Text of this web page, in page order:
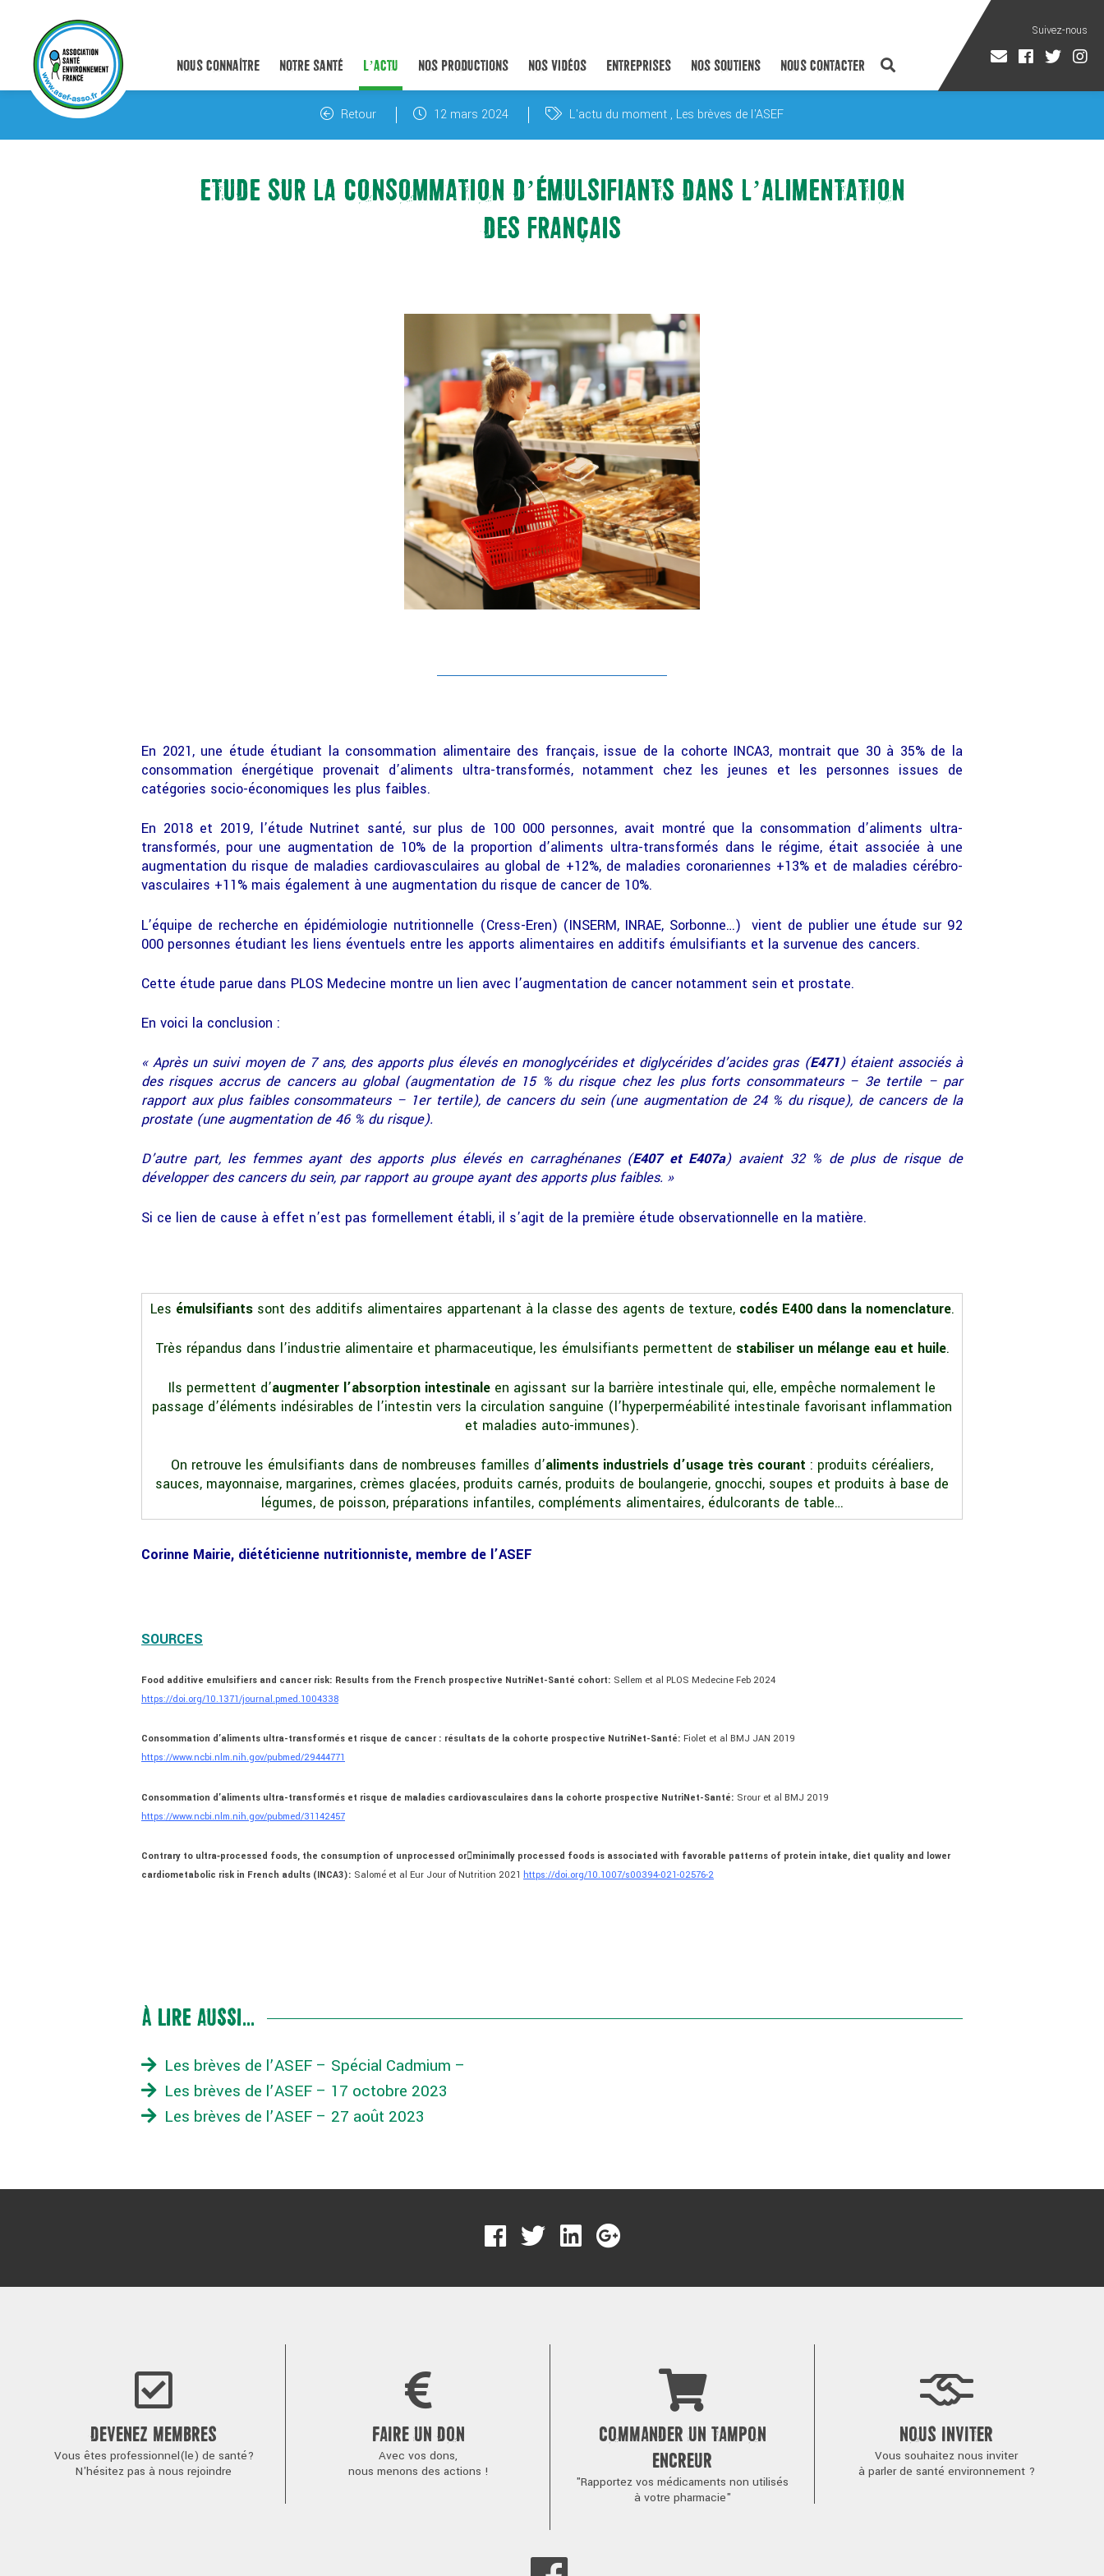
NOUS CONNAÎTRE NOTRE SANTÉ L’ACTU NOS PRODUCTIONS NOS VIDÉOS ENTREPRISES NOS SOUTIENS NOUS CONTACTER
Retour 12 mars 2024 L'actu du moment Les brèves de l'ASEF
ETUDE SUR LA CONSOMMATION D’ÉMULSIFIANTS DANS L’ALIMENTATION
DES FRANÇAIS
En 2021, une étude étudiant la consommation alimentaire des français, issue de la cohorte INCA3, montrait que 30 à 35% de la
consommation énergétique provenait d’aliments ultra-transformés, notamment chez les jeunes et les personnes issues de
catégories socio-économiques les plus faibles.
En 2018 et 2019, l’étude Nutrinet santé, sur plus de 100 000 personnes, avait montré que la consommation d’aliments ultra-
transformés, pour une augmentation de 10% de la proportion d’aliments ultra-transformés dans le régime, était associée à une
augmentation du risque de maladies cardiovasculaires au global de +12%, de maladies coronariennes +13% et de maladies cérébro-
vasculaires +11% mais également à une augmentation du risque de cancer de 10%.
L’équipe de recherche en épidémiologie nutritionnelle (Cress-Eren) (INSERM, INRAE, Sorbonne…) vient de publier une étude sur 92
000 personnes étudiant les liens éventuels entre les apports alimentaires en additifs émulsifiants et la survenue des cancers.
Cette étude parue dans PLOS Medecine montre un lien avec l’augmentation de cancer notamment sein et prostate.
En voici la conclusion :
« Après un suivi moyen de 7 ans, des apports plus élevés en monoglycérides et diglycérides d’acides gras (E471) étaient associés à
des risques accrus de cancers au global (augmentation de 15 % du risque chez les plus forts consommateurs – 3e tertile – par
rapport aux plus faibles consommateurs – 1er tertile), de cancers du sein (une augmentation de 24 % du risque), de cancers de la
prostate (une augmentation de 46 % du risque).
D’autre part, les femmes ayant des apports plus élevés en carraghénanes (E407 et E407a) avaient 32 % de plus de risque de
développer des cancers du sein, par rapport au groupe ayant des apports plus faibles. »
Si ce lien de cause à effet n’est pas formellement établi, il s’agit de la première étude observationnelle en la matière.
Les émulsifiantssont des additifs alimentaires appartenant à la classe des agents de texture, codés E400 dans la nomenclature.
Très répandus dans l’industrie alimentaire et pharmaceutique, les émulsifiants permettent de stabiliser un mélange eau et huile.
Ils permettent d’augmenter l’absorption intestinale en agissant sur la barrière intestinale qui, elle, empêche normalement le
passage d’éléments indésirables de l’intestin vers la circulation sanguine (l’hyperperméabilité intestinale favorisant inflammation
et maladies auto-immunes).
On retrouve les émulsifiants dans de nombreuses familles d’aliments industriels d’usage très courant : produits céréaliers,
sauces, mayonnaise, margarines, crèmes glacées, produits carnés, produits de boulangerie, gnocchi, soupes et produits à base de
légumes, de poisson, préparations infantiles, compléments alimentaires, édulcorants de table…
Corinne Mairie, diététicienne nutritionniste, membre de l’ASEF
SOURCES
Food additive emulsifiers and cancer risk: Results from the French prospective NutriNet-Santé cohort: Sellem et al PLOS Medecine Feb 2024
https://doi.org/10.1371/journal.pmed.1004338
Consommation d’aliments ultra-transformés et risque de cancer : résultats de la cohorte prospective NutriNet-Santé: Fiolet et al BMJ JAN 2019
https://www.ncbi.nlm.nih.gov/pubmed/29444771
Consommation d’aliments ultra-transformés et risque de maladies cardiovasculaires dans la cohorte prospective NutriNet-Santé: Srour et al BMJ 2019
https://www.ncbi.nlm.nih.gov/pubmed/31142457
Contrary to ultra‑processed foods, the consumption of unprocessed orminimally processed foods is associated with favorable patterns of protein intake, diet quality and lower
cardiometabolic risk in French adults (INCA3): Salomé et al Eur Jour of Nutrition 2021 https://doi.org/10.1007/s00394-021-02576-2
À LIRE AUSSI...
Les brèves de l’ASEF – Spécial Cadmium –
Les brèves de l’ASEF – 17 octobre 2023
Les brèves de l’ASEF – 27 août 2023
DEVENEZ MEMBRES
Vous êtes professionnel(le) de santé?
N'hésitez pas à nous rejoindre
FAIRE UN DON
Avec vos dons,
nous menons des actions !
COMMANDER UN TAMPON
ENCREUR
"Rapportez vos médicaments non utilisés
à votre pharmacie"
NOUS INVITER
Vous souhaitez nous inviter
à parler de santé environnement ?